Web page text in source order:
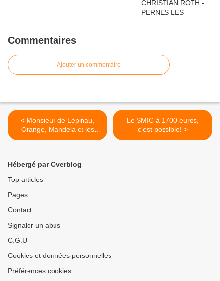
Commentaires
Ajouter un commentaire
< Monsieur de Lépinau,
Orange, Mandela et les
Caca-boudin… Par Roger
Le SMIC à 1700 euros,
c'est possible! >
Hébergé par Overblog
Top articles
Pages
Contact
Signaler un abus
C.G.U.
Cookies et données personnelles
Préférences cookies